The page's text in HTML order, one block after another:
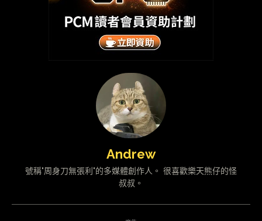
Andrew
號稱"周身刀無張利"的多媒體創作人。 很喜歡樂天熊仔的怪
叔叔。